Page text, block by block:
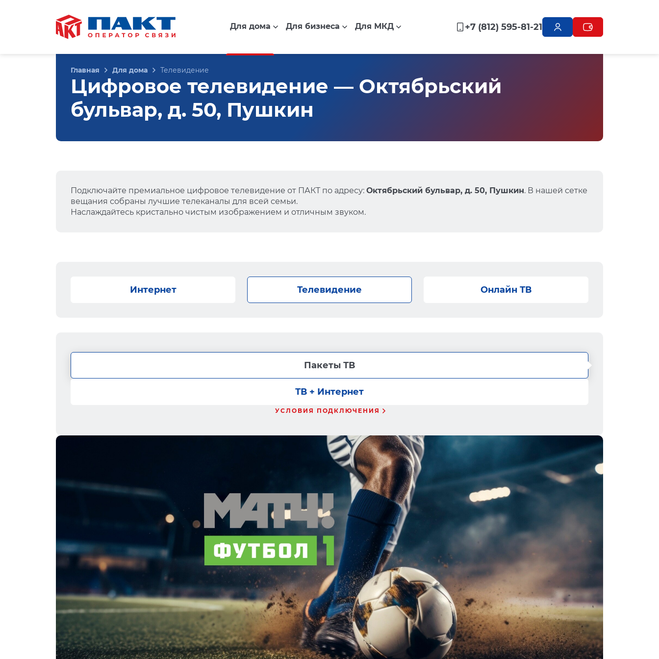
Для дома Для бизнеса Для МКД +7 (812) 595-81-21
Главная Для дома Телевидение
Цифровое телевидение — Октябрьский
бульвар, д. 50, Пушкин
Подключайте премиальное цифровое телевидение от ПАКТ по адресу: Октябрьский бульвар, д. 50, Пушкин. В нашей сетке
вещания собраны лучшие телеканалы для всей семьи.
Наслаждайтесь кристально чистым изображением и отличным звуком.
Интернет Телевидение Онлайн ТВ
Пакеты ТВ
ТВ + Интернет
УСЛОВИЯ ПОДКЛЮЧЕНИЯ